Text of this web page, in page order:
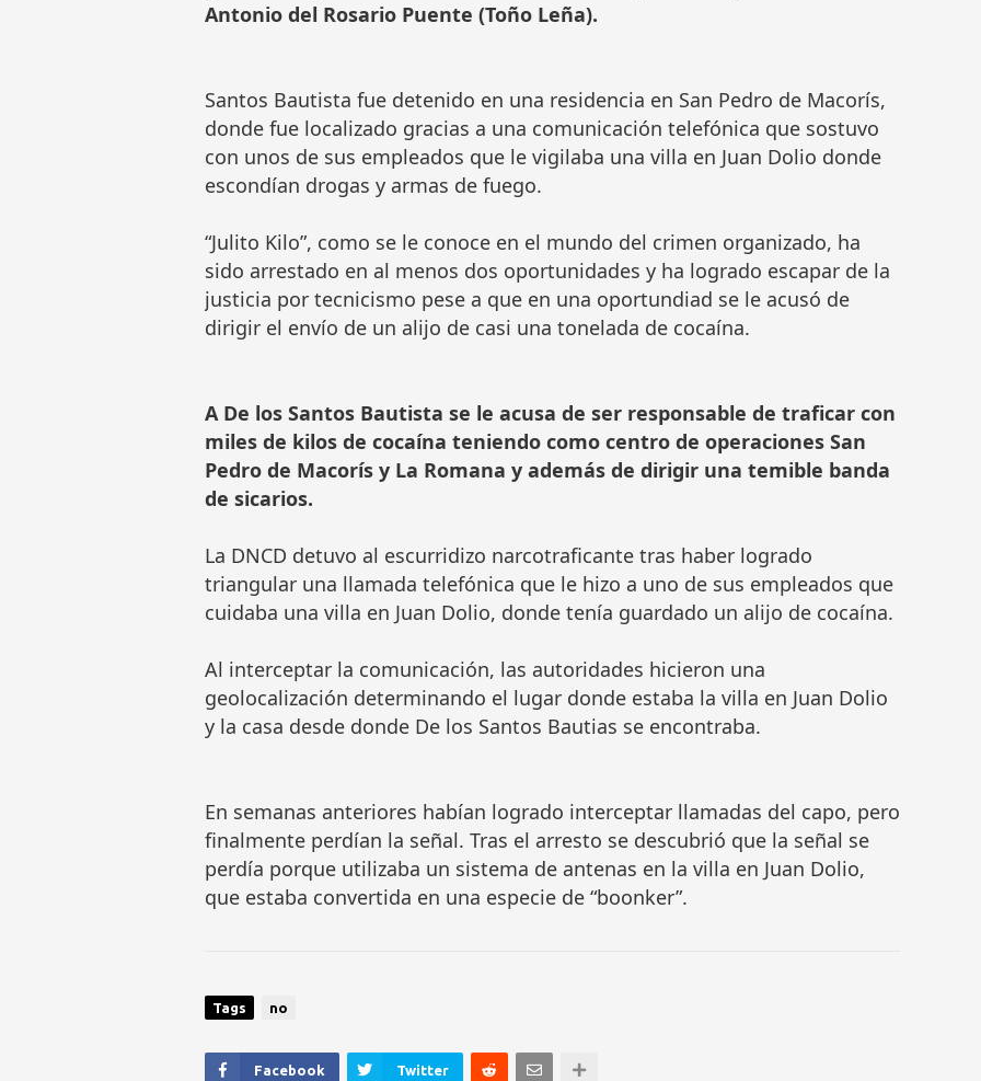
Antonio del Rosario Puente (Toño Leña).
Santos Bautista fue detenido en una residencia en San Pedro de Macorís,
donde fue localizado gracias a una comunicación telefónica que sostuvo
con unos de sus empleados que le vigilaba una villa en Juan Dolio donde
escondían drogas y armas de fuego.
“Julito Kilo”, como se le conoce en el mundo del crimen organizado, ha
sido arrestado en al menos dos oportunidades y ha logrado escapar de la
justicia por tecnicismo pese a que en una oportundiad se le acusó de
dirigir el envío de un alijo de casi una tonelada de cocaína.
A De los Santos Bautista se le acusa de ser responsable de traficar con
miles de kilos de cocaína teniendo como centro de operaciones San
Pedro de Macorís y La Romana y además de dirigir una temible banda
de sicarios.
La DNCD detuvo al escurridizo narcotraficante tras haber logrado
triangular una llamada telefónica que le hizo a uno de sus empleados que
cuidaba una villa en Juan Dolio, donde tenía guardado un alijo de cocaína.
Al interceptar la comunicación, las autoridades hicieron una
geolocalización determinando el lugar donde estaba la villa en Juan Dolio
y la casa desde donde De los Santos Bautias se encontraba.
En semanas anteriores habían logrado interceptar llamadas del capo, pero
finalmente perdían la señal. Tras el arresto se descubrió que la señal se
perdía porque utilizaba un sistema de antenas en la villa en Juan Dolio,
que estaba convertida en una especie de “boonker”.
Tags no
Facebook Twitter